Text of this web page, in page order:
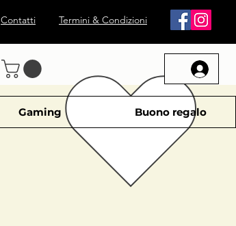
Contatti Termini & Condizioni
Gaming Buono regalo